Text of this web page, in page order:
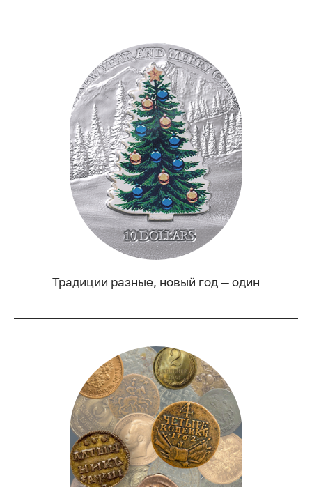
Традиции разные, новый год — один